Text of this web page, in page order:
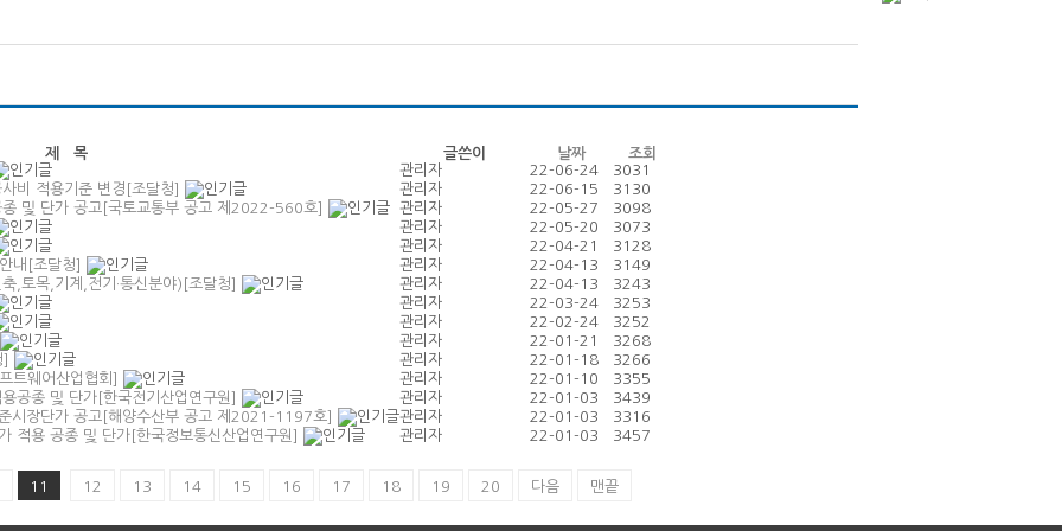
제 목 글쓴이 날짜
조회
관리자
22-06-24
3031
비 적용기준 변경[조달청]
관리자 22-06-15
3130
및 단가 공고[국토교통부 공고 제2022-560호]
관리자 22-05-27
3098
관리자
22-05-20
3073
관리자
22-04-21
3128
내[조달청]
관리자 22-04-13
3149
,토목,기계,전기·통신분야)[조달청]
관리자 22-04-13
3243
관리자
22-03-24
3253
관리자
22-02-24
3252
관리자
22-01-21
3268
]
관리자 22-01-18
3266
트웨어산업협회]
관리자 22-01-10
3355
공종 및 단가[한국전기산업연구원]
관리자 22-01-03
3439
시장단가 공고[해양수산부 공고 제2021-1197호]
관리자 22-01-03
3316
적용 공종 및 단가[한국정보통신산업연구원]
관리자 22-01-03 3457
11 12 13 14 15 16 17 18 19 20 다음 맨끝